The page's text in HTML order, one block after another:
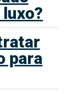
para